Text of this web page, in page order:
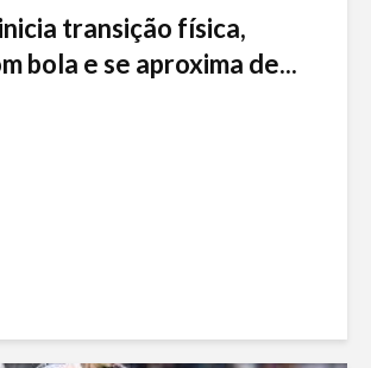
transição física,
bola e se aproxima de...